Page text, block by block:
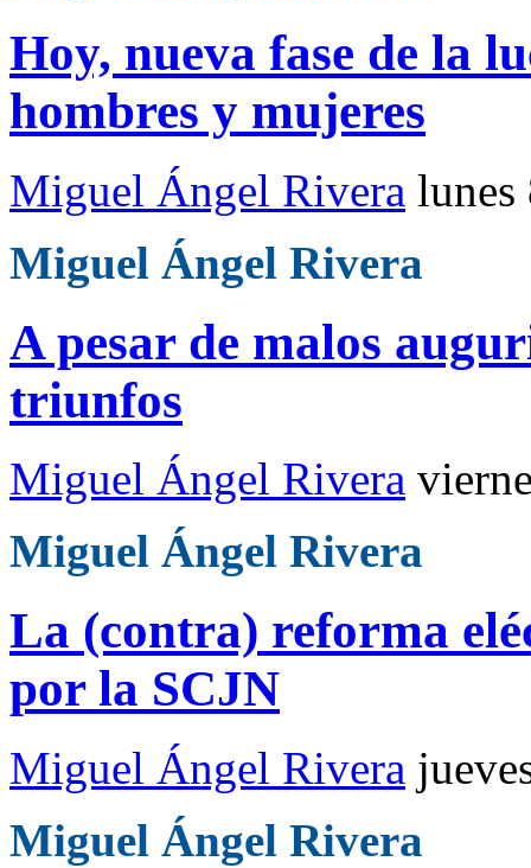
Hoy, nueva fase de la
hombres y mujeres
Miguel Ángel Rivera lunes
Miguel Ángel Rivera
A pesar de malos
triunfos
Miguel Ángel Rivera
Miguel Ángel Rivera
La (contra) reforma
por la SCJN
Miguel Ángel Rivera
Miguel Ángel Rivera